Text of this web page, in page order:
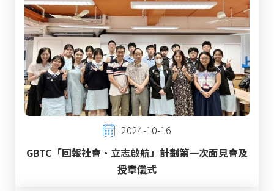
2024-10-16
GBTC「回報社會‧立志啟航」計劃第一次面見會及
授章儀式